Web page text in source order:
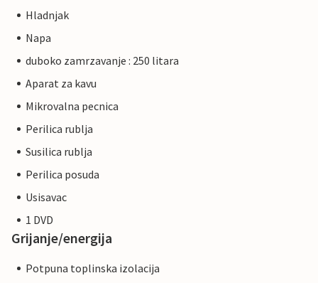
Hladnjak
Napa
duboko zamrzavanje : 250 litara
Aparat za kavu
Mikrovalna pecnica
Perilica rublja
Susilica rublja
Perilica posuda
Usisavac
1 DVD
Grijanje/energija
Potpuna toplinska izolacija